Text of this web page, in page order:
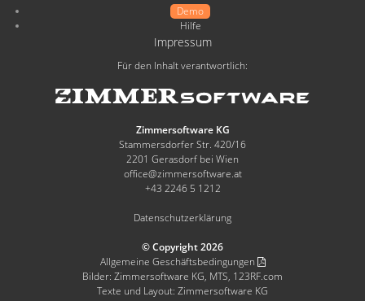
Demo
Hilfe
Impressum
Für den Inhalt verantwortlich:
Zimmersoftware KG
Stammersdorfer Str. 420/16
2201 Gerasdorf bei Wien
office@zimmersoftware.at
+43 2246 5 1212
Datenschutzerklärung
© Copyright 2026
Allgemeine Geschäftsbedingungen
Bilder: Zimmersoftware KG, MTS, 123RF.com
Texte und Layout: Zimmersoftware KG